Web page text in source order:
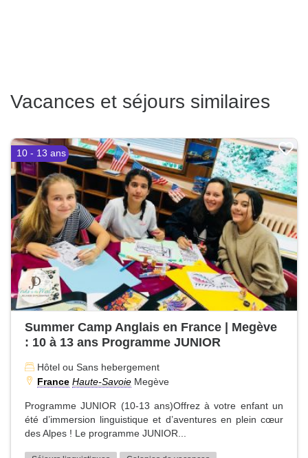
Vacances et séjours similaires
10 - 13 ans
Summer Camp Anglais en France | Megève
: 10 à 13 ans Programme JUNIOR
Hôtel ou Sans hebergement
France Haute-Savoie Megève
Programme JUNIOR (10-13 ans)Offrez à votre enfant un
été d’immersion linguistique et d’aventures en plein cœur
des Alpes ! Le programme JUNIOR...